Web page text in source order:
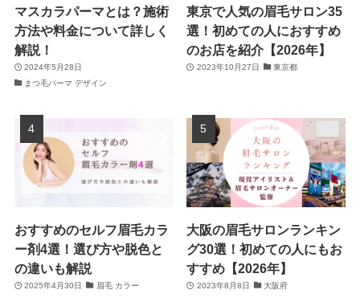
マスカラパーマとは？施術
方法や料金について詳しく
解説！
2024年5月28日
まつ毛パーマ デザイン
東京で人気の眉毛サロン35
選！初めての人におすすめ
のお店を紹介【2026年】
2023年10月27日 東京都
おすすめのセルフ眉毛カラ
ー剤4選！選び方や脱色と
の違いも解説
2025年4月30日 眉毛 カラー
大阪の眉毛サロンランキン
グ30選！初めての人にもお
すすめ【2026年】
2023年8月8日 大阪府